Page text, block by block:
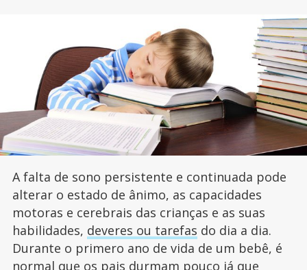
A falta de sono persistente e continuada pode
alterar o estado de ânimo, as capacidades
motoras e cerebrais das crianças e as suas
habilidades, deveres ou tarefas do dia a dia.
Durante o primero ano de vida de um bebê, é
normal que os pais durmam pouco já que